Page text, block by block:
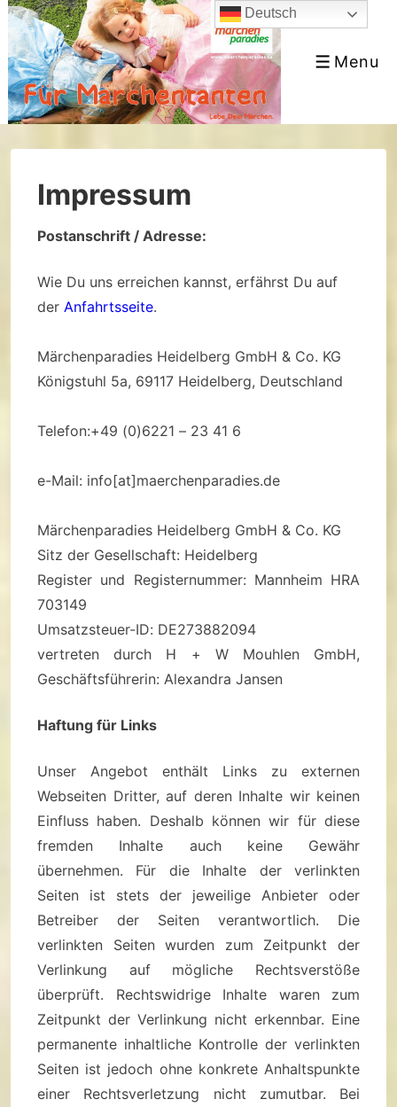
↓
Skip
to
Main
Content
Menu
Menu
Impressum
Postanschrift / Adresse:
Wie Du uns erreichen kannst, erfährst Du auf
der Anfahrtsseite.
Märchenparadies Heidelberg GmbH & Co. KG
Königstuhl 5a, 69117 Heidelberg, Deutschland
Telefon:+49 (0)6221 – 23 41 6
e-Mail: info[at]maerchenparadies.de
Märchenparadies Heidelberg GmbH & Co. KG
Sitz der Gesellschaft: Heidelberg
Register und Registernummer: Mannheim HRA
703149
Umsatzsteuer-ID: DE273882094
vertreten durch H + W Mouhlen GmbH,
Geschäftsführerin: Alexandra Jansen
Haftung für Links
Unser Angebot enthält Links zu externen
Webseiten Dritter, auf deren Inhalte wir keinen
Einfluss haben. Deshalb können wir für diese
fremden Inhalte auch keine Gewähr
übernehmen. Für die Inhalte der verlinkten
Seiten ist stets der jeweilige Anbieter oder
Betreiber der Seiten verantwortlich. Die
verlinkten Seiten wurden zum Zeitpunkt der
Verlinkung auf mögliche Rechtsverstöße
überprüft. Rechtswidrige Inhalte waren zum
Zeitpunkt der Verlinkung nicht erkennbar. Eine
permanente inhaltliche Kontrolle der verlinkten
Seiten ist jedoch ohne konkrete Anhaltspunkte
einer Rechtsverletzung nicht zumutbar. Bei
Deutsch